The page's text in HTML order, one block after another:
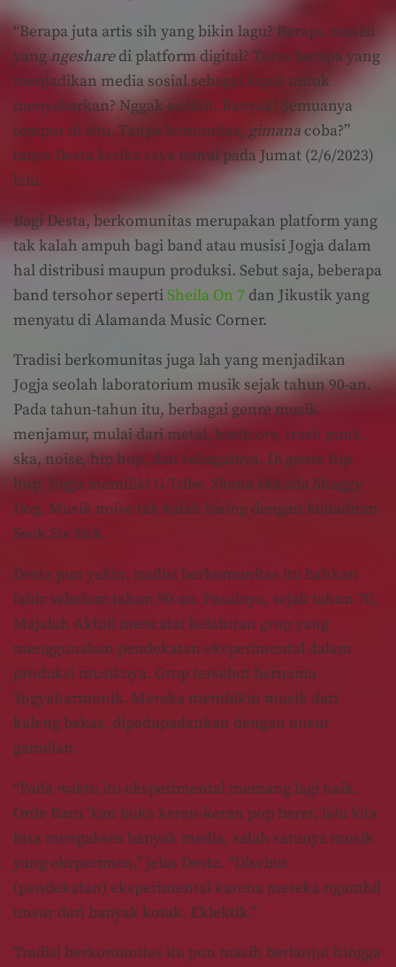
“Berapa juta artis sih yang bikin lagu? Berapa musisi
yang ngesharedi platform digital? Terus berapa yang
menjadikan media sosial sebagai kapal untuk
menyebarkan? Nggak sedikit. Banyak! Semuanya
tempur di situ. Tanpa komunitas, gimana coba?”
tanya Desta ketika saya temui pada Jumat (2/6/2023)
lalu.
Bagi Desta, berkomunitas merupakan platform yang
tak kalah ampuh bagi band atau musisi Jogja dalam
hal distribusi maupun produksi. Sebut saja, beberapa
band tersohor sepertiSheila On 7 dan Jikustik yang
menyatu di Alamanda Music Corner.
Tradisi berkomunitas juga lah yang menjadikan
Jogja seolah laboratorium musik sejak tahun 90-an.
Pada tahun-tahun itu, berbagai genre musik
menjamur, mulai dari metal, hardcore, trash punk,
ska, noise, hip hop, dan sebagainya. Di genre hip
hop, Jogja memiliki G Tribe. Skena ska ada Shaggy
Dog. Musik noise tak kalah bising dengan kehadiran
Seek Six Sick.
Desta pun yakin, tradisi berkomunitas itu bahkan
lahir sebelum tahun 90-an. Pasalnya, sejak tahun 70,
Majalah Aktuil mencatat kelahiran grup yang
menggunakan pendekatan eksperimental dalam
produksi musiknya. Grup tersebut bernama
Yogyaharmonik. Mereka membikin musik dari
kaleng bekas, dipadupadankan dengan unsur
gamelan.
“Pada waktu itu eksperimental memang lagi naik.
Orde Baru ‘kan buka keran-keran pop barat, lalu kita
bisa mengakses banyak media, salah satunya musik
yang eksperimen,” jelas Desta. “Disebut
(pendekatan) eksperimental karena mereka ngambil
unsur dari banyak kotak. Eklektik.”
Tradisi berkomunitas itu pun masih berlanjut hingga